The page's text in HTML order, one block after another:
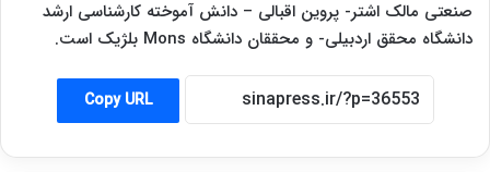
صنعتی مالک اشتر- پروین اقبالی – دانش آموخته کارشناسی ارشد
دانشگاه محقق اردبیلی- و محققان دانشگاه Mons بلژیک است.
Copy URL